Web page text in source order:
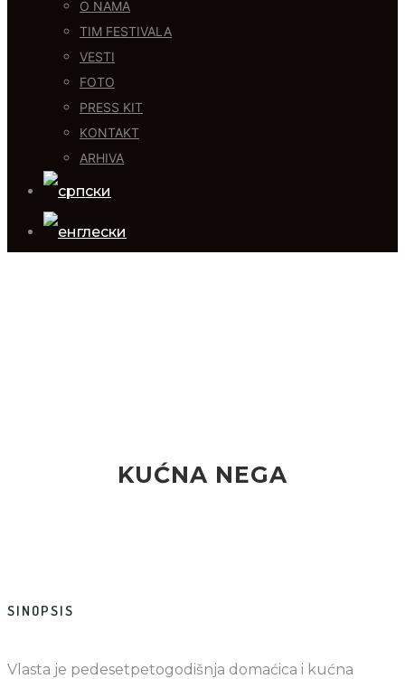
O NAMA
TIM FESTIVALA
VESTI
FOTO
PRESS KIT
KONTAKT
ARHIVA
KUĆNA NEGA
SINOPSIS
Vlasta je pedesetpetogodišnja domaćica i kućna